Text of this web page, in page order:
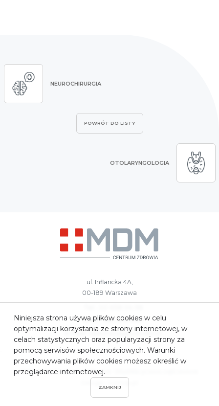
Niniejsza strona używa plików cookies w celu
optymalizacji korzystania ze strony internetowej, w
celach statystycznych oraz popularyzacji strony za
pomocą serwisów społecznościowych. Warunki
przechowywania plików cookies możesz określić w
przeglądarce internetowej.
ZAMKNIJ
NEUROCHIRURGIA
POWRÓT DO LISTY
OTOLARYNGOLOGIA
ul. Inflancka 4A,
00-189 Warszawa
kom.: 783 959 687
e-mail:rejestracja@czmdm.pl
2023. MDM Centrum Medyczne. Wszelkie prawa zastrzeżone.